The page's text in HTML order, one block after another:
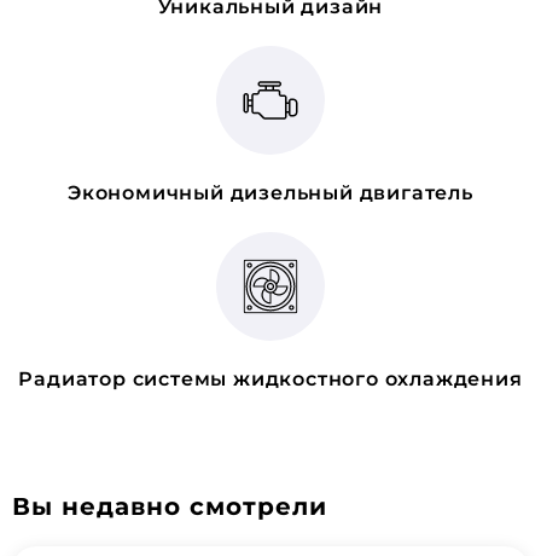
Уникальный дизайн
Экономичный дизельный двигатель
Радиатор системы жидкостного охлаждения
Вы недавно смотрели